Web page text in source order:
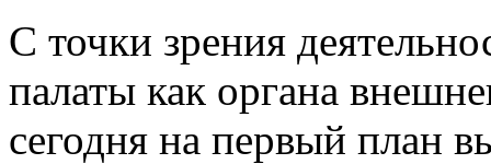
С точки зрения
палаты как органа
сегодня на первый план